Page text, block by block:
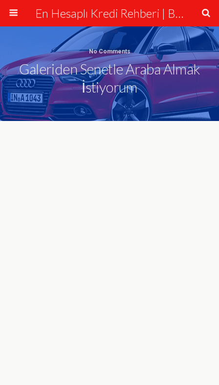
En Hesaplı Kredi Rehberi | Bankalar ve Krediler
No Comments
Galeriden Senetle Araba Almak
İstiyorum